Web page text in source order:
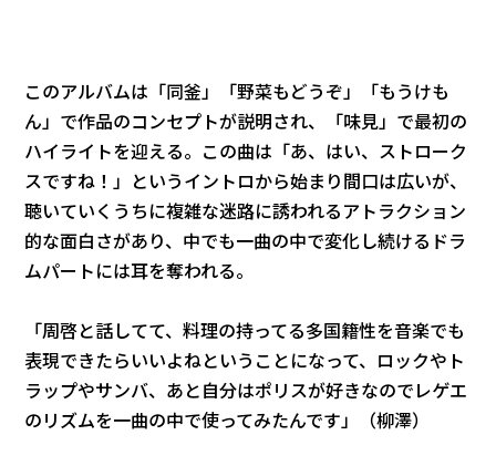
このアルバムは「同釜」「野菜もどうぞ」「もうけも
ん」で作品のコンセプトが説明され、「味見」で最初の
ハイライトを迎える。この曲は「あ、はい、ストローク
スですね！」というイントロから始まり間口は広いが、
聴いていくうちに複雑な迷路に誘われるアトラクション
的な面白さがあり、中でも一曲の中で変化し続けるドラ
ムパートには耳を奪われる。
「周啓と話してて、料理の持ってる多国籍性を音楽でも
表現できたらいいよねということになって、ロックやト
ラップやサンバ、あと自分はポリスが好きなのでレゲエ
のリズムを一曲の中で使ってみたんです」（柳澤）